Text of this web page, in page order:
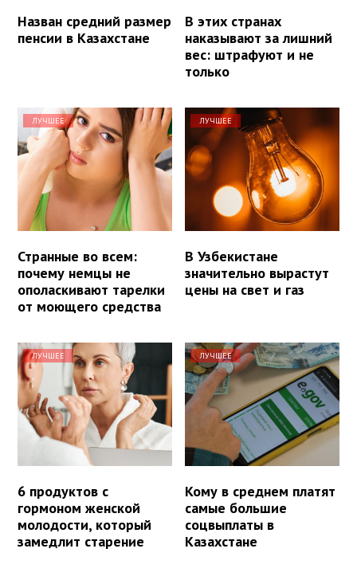
Назван средний размер
пенсии в Казахстане
В этих странах
наказывают за лишний
вес: штрафуют и не
только
ЛУЧШЕЕ
Странные во всем:
почему немцы не
ополаскивают тарелки
от моющего средства
ЛУЧШЕЕ
В Узбекистане
значительно вырастут
цены на свет и газ
ЛУЧШЕЕ
6 продуктов с
гормоном женской
молодости, который
замедлит старение
ЛУЧШЕЕ
Кому в среднем платят
самые большие
соцвыплаты в
Казахстане